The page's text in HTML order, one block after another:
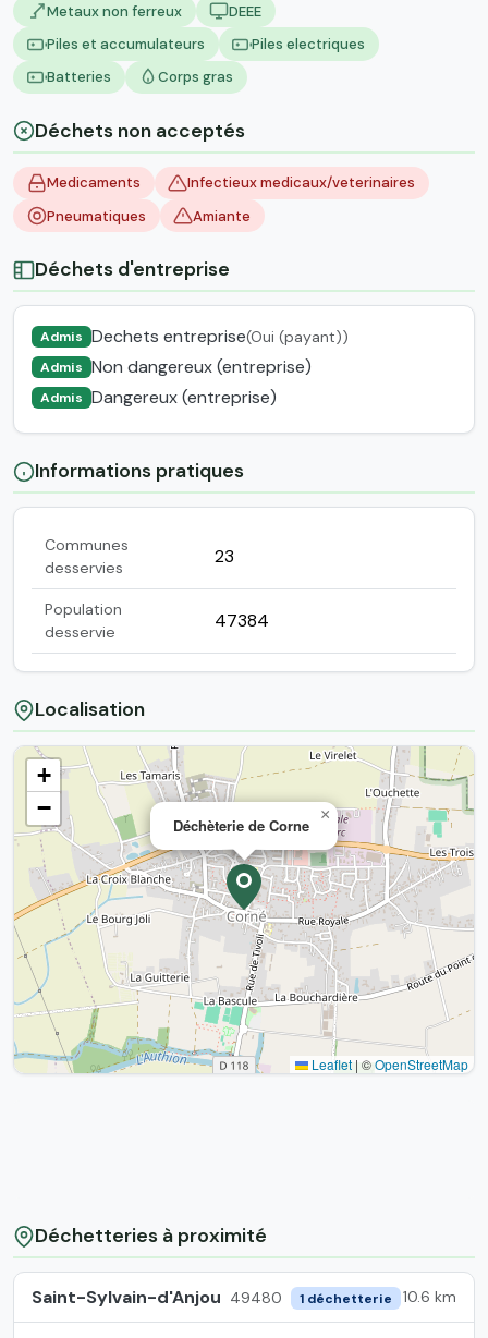
Metaux non ferreux
DEEE
Piles et accumulateurs
Piles electriques
Batteries
Corps gras
Déchets non acceptés
Medicaments
Infectieux medicaux/veterinaires
Pneumatiques
Amiante
Déchets d'entreprise
Admis Dechets entreprise(Oui (payant))
Admis Non dangereux (entreprise)
Admis Dangereux (entreprise)
Informations pratiques
Communes
desservies
23
Population
desservie
47384
Localisation
Déchèterie de Corne
×
+
−
Leaflet | ©OpenStreetMap
Déchetteries à proximité
Saint-Sylvain-d'Anjou 49480 1 déchetterie 10.6 km